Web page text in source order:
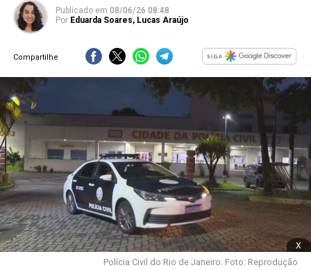
Publicado em 08/06/26 08:48
Por Eduarda Soares, Lucas Araújo
Compartilhe
x
Polícia Civil do Rio de Janeiro. Foto: Reprodução